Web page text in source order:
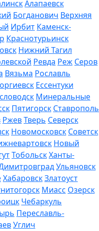
Алапаевск
Богданович Верхняя
Ирбит Каменск-
Краснотурьинск
Нижний Тагил
Ревда Реж Серов
Вязьма Рославль
Ессентуки
Минеральные
Пятигорск Ставрополь
РжевТверь Северск
Новомосковск Советск
Новый
ТобольскХанты-
Ульяновск
ХабаровскЗлатоуст
Миасс Озерск
Чебаркуль
Переславль-
Углич